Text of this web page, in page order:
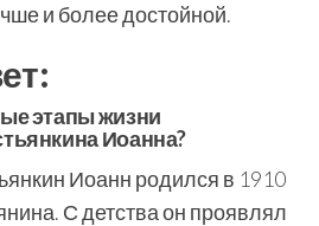
и более достойной.
этапы жизни
Иоанна?
Иоанн родился в 1910
С детства он проявлял